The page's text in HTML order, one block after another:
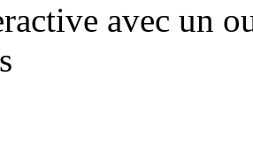
avec un